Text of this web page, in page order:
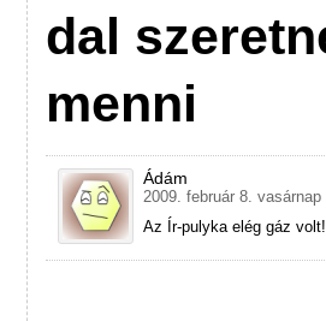
dal
menni
Ádám
2009. február 8. vasárnap
Az Ír-pulyka elég gáz